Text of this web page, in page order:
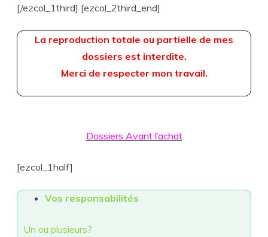
[/ezcol_1third] [ezcol_2third_end]
La reproduction totale ou partielle de mes
dossiers est interdite.
Merci de respecter mon travail.
Dossiers Avant l’achat
[ezcol_1half]
Vos responsabilités
Un ou plusieurs?